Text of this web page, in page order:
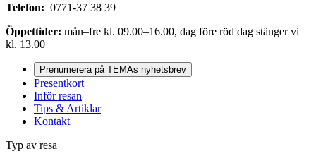
Telefon: 0771-37 38 39
Öppettider: mån–fre kl. 09.00–16.00, dag före röd dag stänger vi
kl. 13.00
Prenumerera på TEMAs nyhetsbrev
Presentkort
Inför resan
Tips & Artiklar
Kontakt
Typ av resa